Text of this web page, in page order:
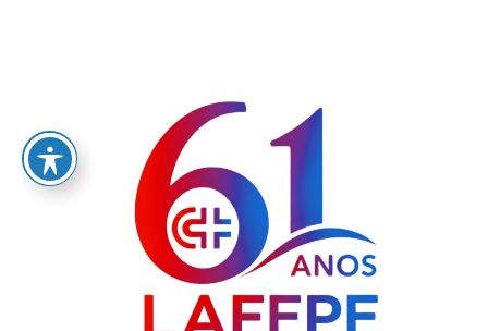
LABORATÓRIO FARMACÊUTICO DO ESTADO DE PERNAMBUCO
GOVERNADOR MIGUEL ARRAES - LAFEPE AVISO DE COTAÇÃO Nº0083/2019